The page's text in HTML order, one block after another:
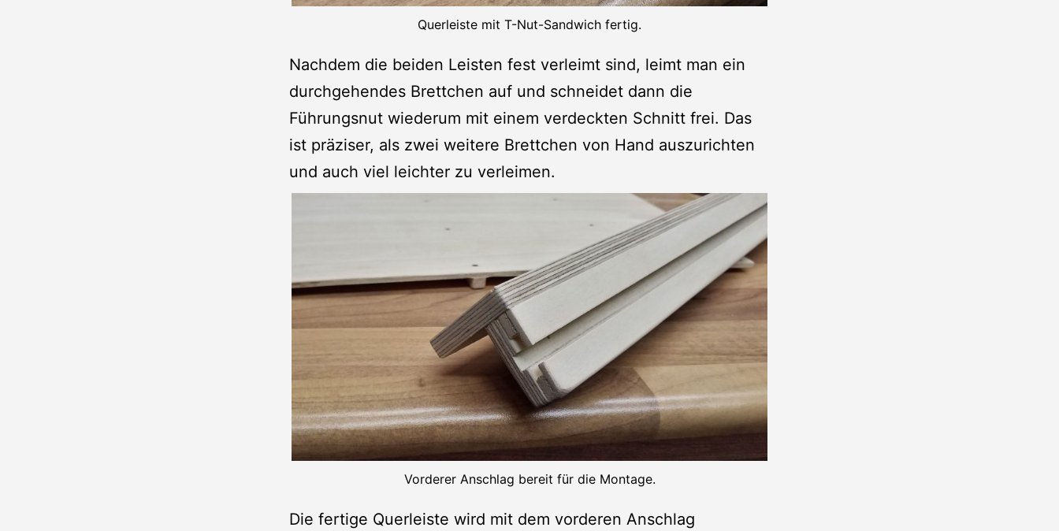
Querleiste mit T-Nut-Sandwich fertig.
Nachdem die beiden Leisten fest verleimt sind, leimt man ein
durchgehendes Brettchen auf und schneidet dann die
Führungsnut wiederum mit einem verdeckten Schnitt frei. Das
ist präziser, als zwei weitere Brettchen von Hand auszurichten
und auch viel leichter zu verleimen.
Vorderer Anschlag bereit für die Montage.
Die fertige Querleiste wird mit dem vorderen Anschlag